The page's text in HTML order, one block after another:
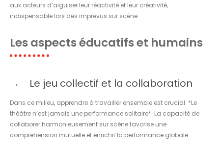
aux acteurs d’aiguiser leur réactivité et leur créativité,
indispensable lors des imprévus sur scène.
Les aspects éducatifs et humains
Le jeu collectif et la collaboration
Dans ce milieu, apprendre à travailler ensemble est crucial. *Le
théâtre n’est jamais une performance solitaire*. La capacité de
collaborer harmonieusement sur scène favorise une
compréhension mutuelle et enrichit la performance globale.